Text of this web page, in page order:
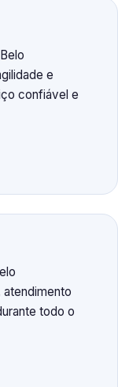
e
confiável e
atendimento
todo o